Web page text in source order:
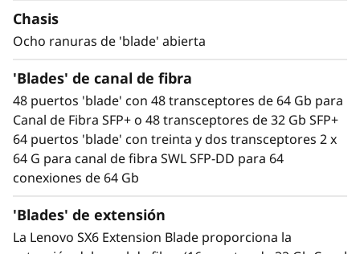
Brocade X7-8 Gen 7 Fibre Channel Director la
capacidad de hacer crecer o decrecer las redes
Rendimiento impulsado por resultados
Con un Gen 7 FC líder del sector, el Brocade X7-
8 Gen 7 Fibre Channel Director aumenta el
rendimiento para cargas de trabajo exigentes.
Puede manejar hasta 31 Tb/s de ancho de
exigentes a la vez de maximizar las elevadas
cargas de trabajo de transacciones con una
Chasis
Ocho ranuras de 'blade' abierta
'Blades' de canal de fibra
48 puertos 'blade' con 48 transceptores de 64 Gb para
Canal de Fibra SFP+ o 48 transceptores de 32 Gb SFP+
64 puertos 'blade' con treinta y dos transceptores 2 x
64 G para canal de fibra SWL SFP-DD para 64
conexiones de 64 Gb
'Blades' de extensión
La Lenovo SX6 Extension Blade proporciona la